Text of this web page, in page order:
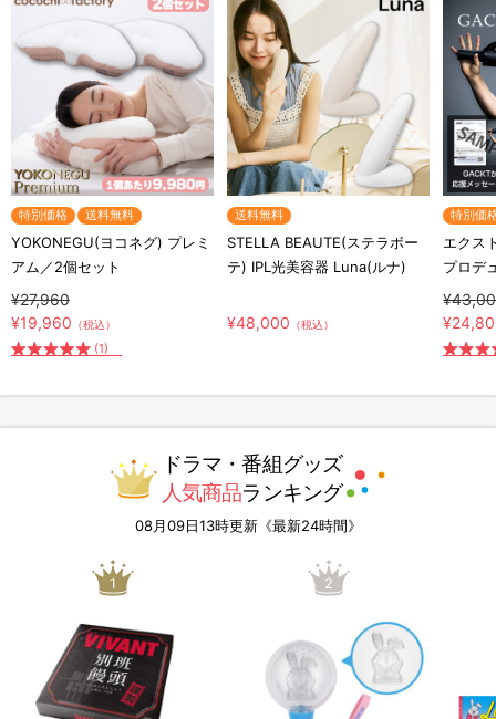
特別価格 送料無料
YOKONEGU(ヨコネグ) プレミ
アム／2個セット
¥27,960
¥19,960 （税込）
(1)
送料無料
STELLA BEAUTE(ステラボー
テ) IPL光美容器 Luna(ルナ)
¥48,000 （税込）
特別価
エクス
プロデ
ドラマ・番組グッズ
人気商品ランキング
08月09日13時更新《最新24時間》
1 2